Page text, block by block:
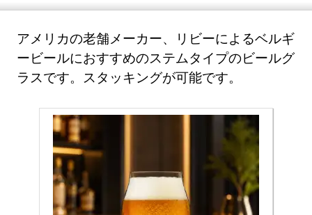
アメリカの老舗メーカー、リビーによるベルギ
ービールにおすすめのステムタイプのビールグ
ラスです。スタッキングが可能です。